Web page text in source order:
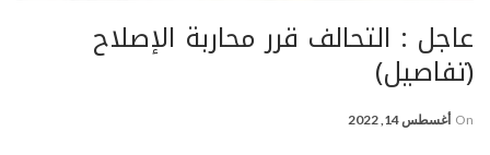
عاجل : التحالف قرر محاربة الإصلاح
(تفاصيل)
On أغسطس 14, 2022